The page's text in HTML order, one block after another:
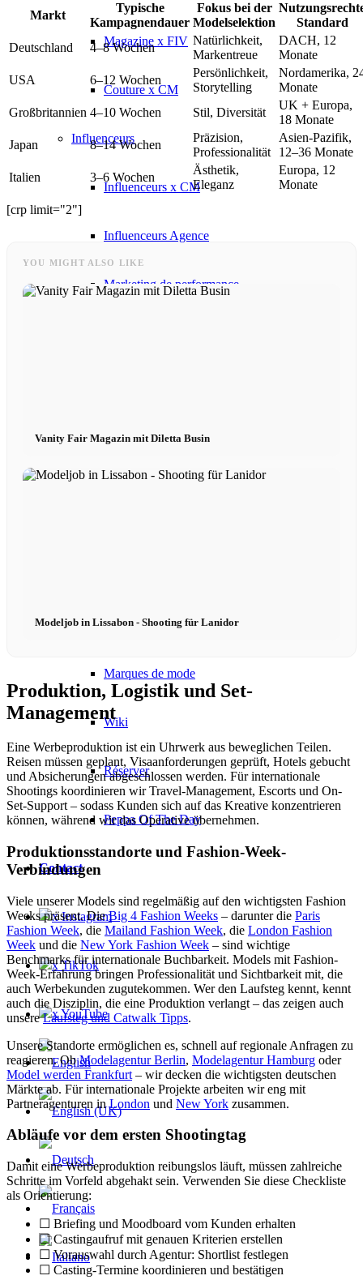
Magazine x FIV
Couture x CM
Influenceurs
Influenceurs x CM
Influenceurs Agence
Marketing de performance
Devenir mannequin 2026
Fashion Weeks
Marques de mode
Wiki
Réserver
Peppa Of The Day
Contact
x Instagram
x TikTok
x YouTube
Markt
Typische
Kampagnendauer
Fokus bei der
Modelselektion
Standard
Deutschland
4–8 Wochen
Natürlichkeit,
Markentreue
DACH, 12
Monate
USA
6–12 Wochen
Persönlichkeit,
Storytelling
Nordamerika,
Monate
Großbritannien 4–10 Wochen Stil, Diversität
UK + Europa,
18 Monate
Japan
8–14 Wochen
Präzision,
Professionalität
Asien-Pazifik,
12–36 Monate
Italien
3–6 Wochen
Ästhetik,
Eleganz
Europa, 12
Monate
[crp limit="2"]
YOU MIGHT ALSO LIKE
Vanity Fair Magazin mit Diletta Busin
Modeljob in Lissabon - Shooting für Lanidor
Produktion, Logistik und Set-
Management
Eine Werbeproduktion ist ein Uhrwerk aus beweglichen Teilen.
Reisen müssen geplant, Visaanforderungen geprüft, Hotels gebucht
und Absicherungen abgeschlossen werden. Für internationale
Shootings koordinieren wir Travel-Management, Escorts und On-
Set-Support – sodass Kunden sich auf das Kreative konzentrieren
können, während wir das Operative übernehmen.
Produktionsstandorte und Fashion-Week-
Verbindungen
Viele unserer Models sind regelmäßig auf den wichtigsten Fashion
Weeks präsent. DieBig 4 Fashion Weeks – darunter die Paris
Fashion Week, die Mailand Fashion Week, die London Fashion
Week und die New York Fashion Week – sind wichtige
Benchmarks für internationale Buchbarkeit. Models mit Fashion-
Week-Erfahrung bringen Professionalität und Sichtbarkeit mit, die
auch Werbekunden zugutekommen. Wer den Laufsteg kennt, kennt
auch die Disziplin, die eine Produktion verlangt – das zeigen auch
unsereLaufsteg und Catwalk Tipps.
Unsere Standorte ermöglichen es, schnell auf regionale Anfragen zu
reagieren. ObModelagentur Berlin, Modelagentur Hamburg oder
Model werden Frankfurt – wir decken die wichtigsten deutschen
Märkte ab. Für internationale Projekte arbeiten wir eng mit
Partneragenturen inLondon und New York zusammen.
Abläufe vor dem ersten Shootingtag
Damit eine Werbeproduktion reibungslos läuft, müssen zahlreiche
Schritte im Vorfeld abgehakt sein. Verwenden Sie diese Checkliste
als Orientierung:
☐ Briefing und Moodboard vom Kunden erhalten
☐ Castingaufruf mit genauen Kriterien erstellen
☐ Vorauswahl durch Agentur: Shortlist festlegen
☐ Casting-Termine koordinieren und bestätigen